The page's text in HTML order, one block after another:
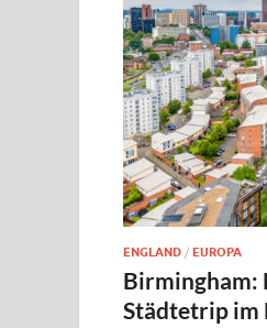
ENGLAND / EUROPA
Birmingham:
Städtetrip im